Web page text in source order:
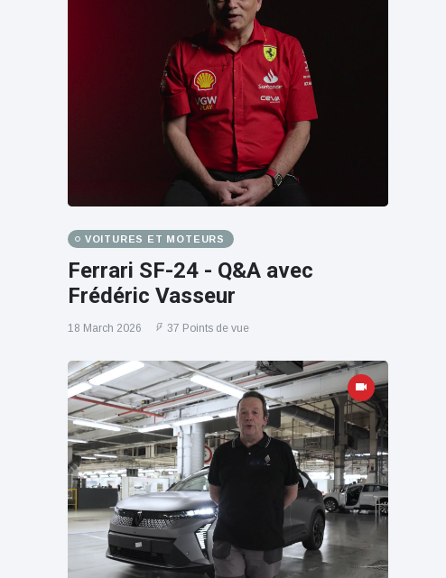
VOITURES ET MOTEURS
Ferrari SF-24 - Q&A avec
Frédéric Vasseur
18 March 2026 37 Points de vue